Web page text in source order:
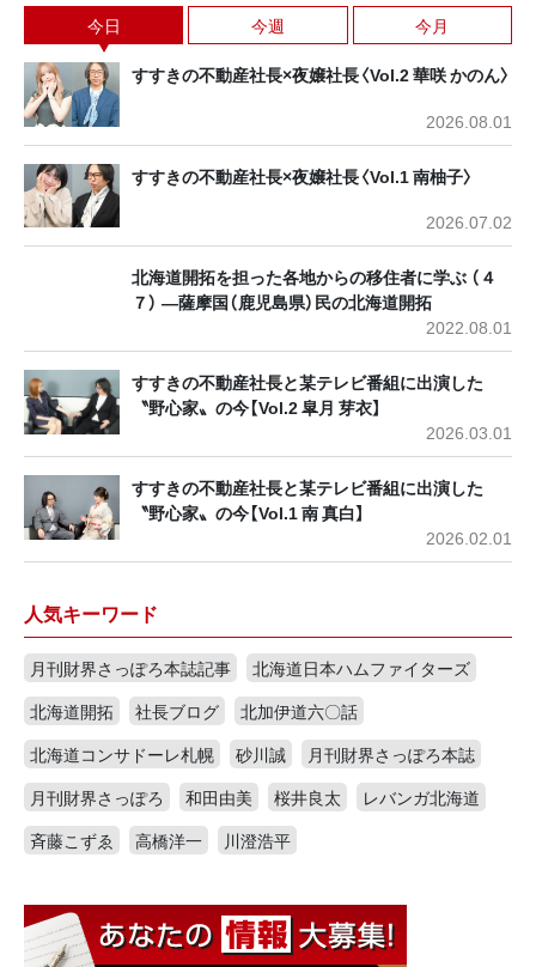
今日 今週 今月
すすきの不動産社長×夜嬢社長〈Vol.2 華咲 かのん〉
2026.08.01
すすきの不動産社長×夜嬢社長〈Vol.1 南柚子〉
2026.07.02
北海道開拓を担った各地からの移住者に学ぶ （４
７） ―薩摩国（鹿児島県）民の北海道開拓
2022.08.01
すすきの不動産社長と某テレビ番組に出演した
〝野心家〟の今【Vol.2 皐月 芽衣】
2026.03.01
すすきの不動産社長と某テレビ番組に出演した
〝野心家〟の今【Vol.1 南 真白】
2026.02.01
人気キーワード
月刊財界さっぽろ本誌記事
北海道日本ハムファイターズ
北海道開拓
社長ブログ
北加伊道六〇話
北海道コンサドーレ札幌
砂川誠
月刊財界さっぽろ本誌
月刊財界さっぽろ
和田由美 桜井良太
レバンガ北海道
斉藤こずゑ
高橋洋一 川澄浩平